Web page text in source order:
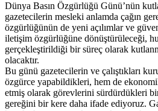
Dünya Basın Özgürlüğü Günü’nün
gazetecilerin mesleki anlamda çağın
özgürlüğünün de yeni açılımlar ve
iletişim özgürlüğüne dönüştürüleceği,
gerçekleştirildiği bir süreç olarak
olacaktır.
Bu günü gazetecilerin ve çalıştıkları
özgürce yapabildikleri, hem de ekonomik
etmiş olarak görevlerini sürdürdükleri
gereğini bir kere daha ifade ediyoruz.